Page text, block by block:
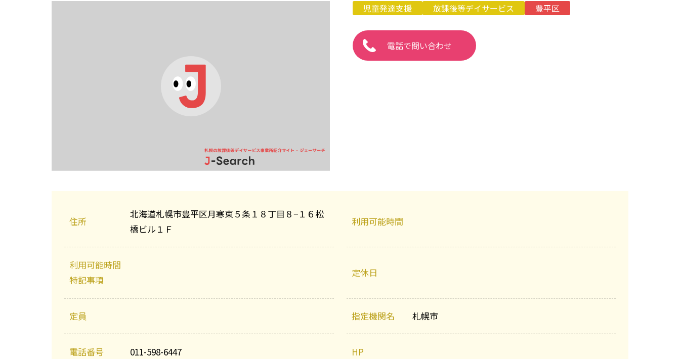
児童発達支援 放課後等デイサービス 豊平区
電話で問い合わせ
住所
北海道札幌市豊平区月寒東５条１８丁目８−１６松
橋ビル１Ｆ
利用可能時間
利用可能時間
特記事項
定休日
定員 指定機関名 札幌市
電話番号 011-598-6447 HP